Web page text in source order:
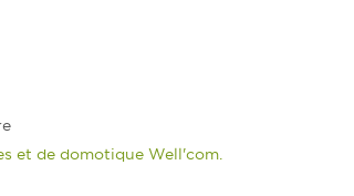
et de domotique Well'com.